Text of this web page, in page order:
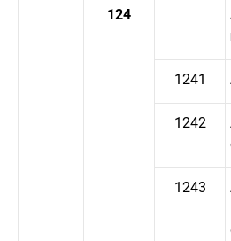
124
1241
1242
1243